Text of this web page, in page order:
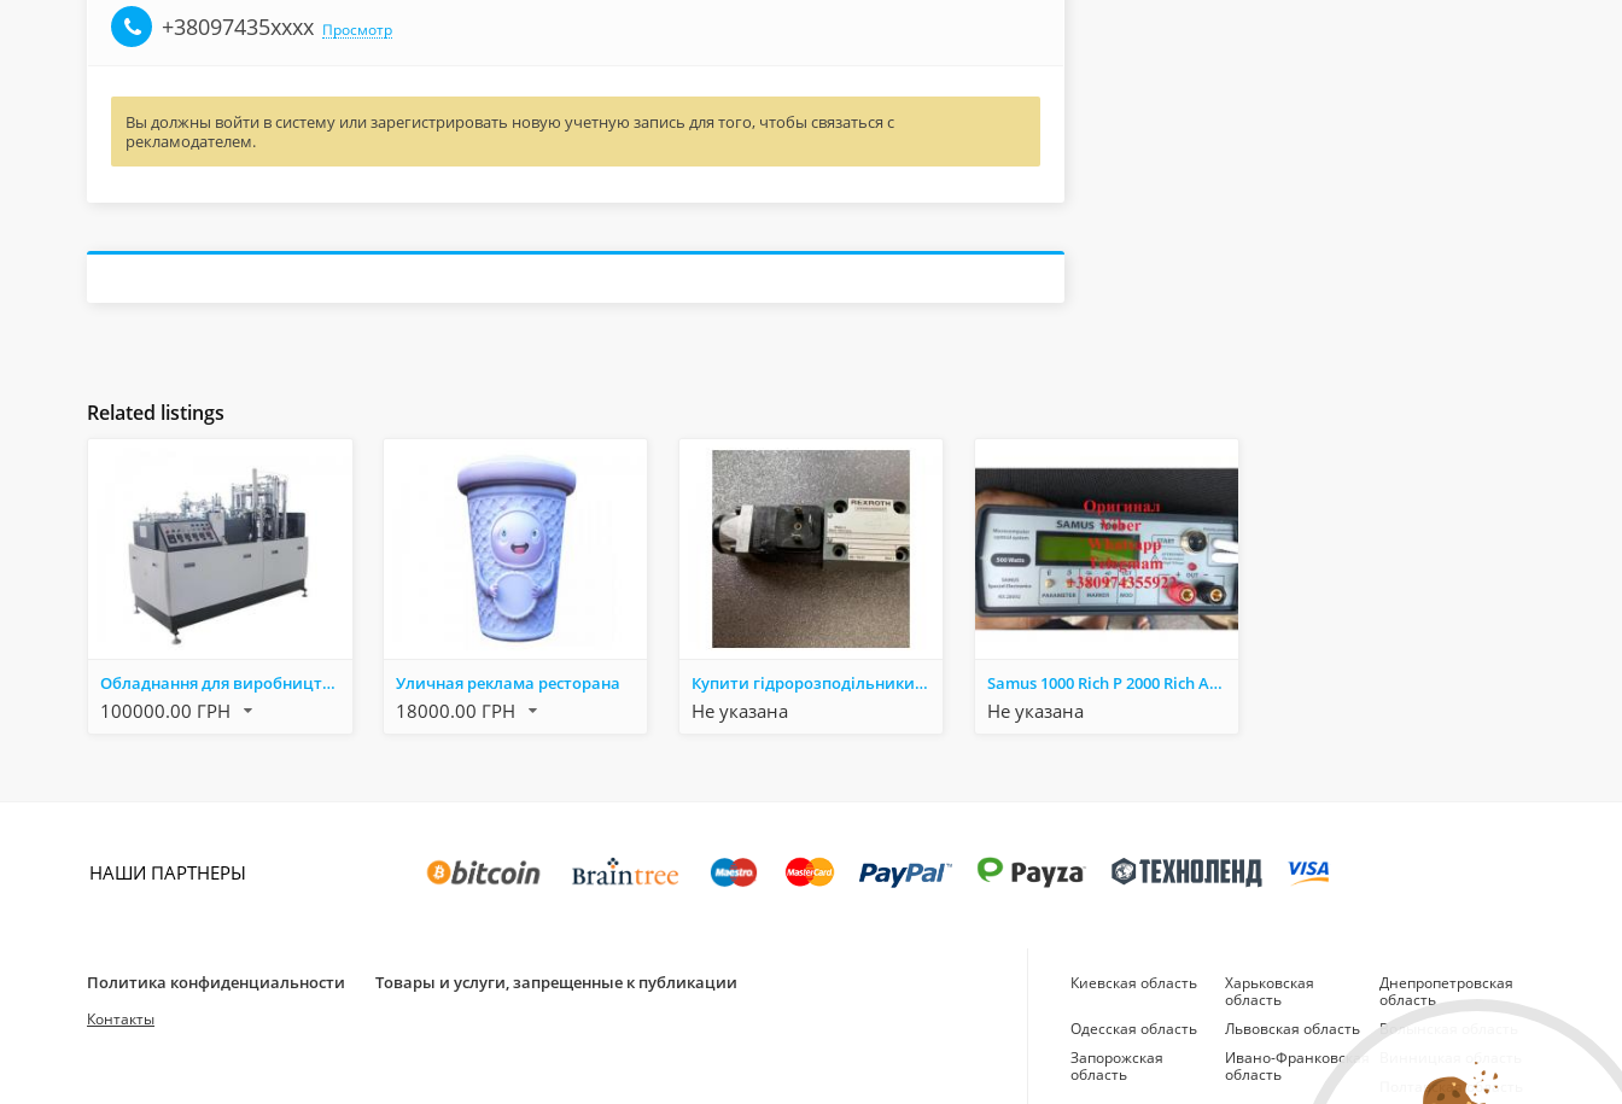
+38097435xxxx Просмотр
Вы должны войти в систему или зарегистрировать новую учетную запись для того, чтобы связаться с
рекламодателем.
Related listings
Обладнання для виробництва паперових стаканчиків за вигідною ціною
100000.00 ГРН
Уличная реклама ресторана
18000.00 ГРН
Купити гідророзподільники REXROTH
Не указана
Samus 1000 Rich P 2000 Rich AC 5 Rich Admiral
Не указана
НАШИ ПАРТНЕРЫ
Политика конфиденциальности Товары и услуги, запрещенные к публикации
Контакты
Киевская область
Харьковская
область
Днепропетровская
область
Одесская область
Львовская область
Волынская область
Запорожская
область
Ивано-Франковская
область
Винницкая область
Полтавская область